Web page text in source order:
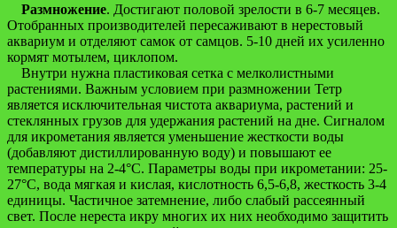
Размножение. Достигают половой зрелости в 6-7 месяцев.
Отобранных производителей пересаживают в нерестовый
аквариум и отделяют самок от самцов. 5-10 дней их усиленно
кормят мотылем, циклопом.
Внутри нужна пластиковая сетка с мелколистными
растениями. Важным условием при размножении Тетр
является исключительная чистота аквариума, растений и
стеклянных грузов для удержания растений на дне. Сигналом
для икрометания является уменьшение жесткости воды
(добавляют дистиллированную воду) и повышают ее
температуры на 2-4°С. Параметры воды при икрометании: 25-
27°С, вода мягкая и кислая, кислотность 6,5-6,8, жесткость 3-4
единицы. Частичное затемнение, либо слабый рассеянный
свет. После нереста икру многих их них необходимо защитить